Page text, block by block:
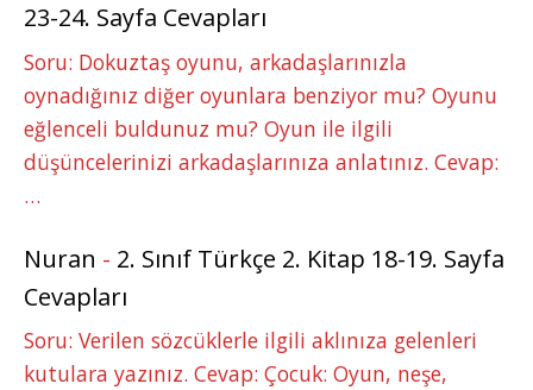
23-24. Sayfa Cevapları
Soru: Dokuztaş oyunu, arkadaşlarınızla
oynadığınız diğer oyunlara benziyor mu? Oyunu
eğlenceli buldunuz mu? Oyun ile ilgili
düşüncelerinizi arkadaşlarınıza anlatınız. Cevap:
…
Nuran - 2. Sınıf Türkçe 2. Kitap 18-19. Sayfa
Cevapları
Soru: Verilen sözcüklerle ilgili aklınıza gelenleri
kutulara yazınız. Cevap: Çocuk: Oyun, neşe,